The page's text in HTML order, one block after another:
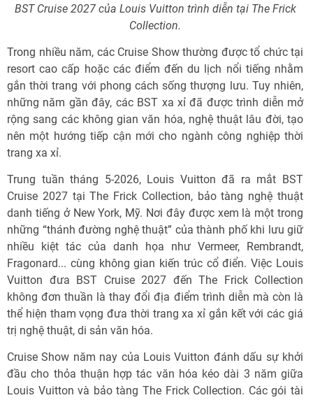
BST Cruise 2027 của Louis Vuitton trình diễn tại The Frick
Collection.
Trong nhiều năm, các Cruise Show thường được tổ chức tại
resort cao cấp hoặc các điểm đến du lịch nổi tiếng nhằm
gắn thời trang với phong cách sống thượng lưu. Tuy nhiên,
những năm gần đây, các BST xa xỉ đã được trình diễn mở
rộng sang các không gian văn hóa, nghệ thuật lâu đời, tạo
nên một hướng tiếp cận mới cho ngành công nghiệp thời
trang xa xỉ.
Trung tuần tháng 5-2026, Louis Vuitton đã ra mắt BST
Cruise 2027 tại The Frick Collection, bảo tàng nghệ thuật
danh tiếng ở New York, Mỹ. Nơi đây được xem là một trong
những “thánh đường nghệ thuật” của thành phố khi lưu giữ
nhiều kiệt tác của danh họa như Vermeer, Rembrandt,
Fragonard... cùng không gian kiến trúc cổ điển. Việc Louis
Vuitton đưa BST Cruise 2027 đến The Frick Collection
không đơn thuần là thay đổi địa điểm trình diễn mà còn là
thể hiện tham vọng đưa thời trang xa xỉ gắn kết với các giá
trị nghệ thuật, di sản văn hóa.
Cruise Show năm nay của Louis Vuitton đánh dấu sự khởi
đầu cho thỏa thuận hợp tác văn hóa kéo dài 3 năm giữa
Louis Vuitton và bảo tàng The Frick Collection. Các gói tài